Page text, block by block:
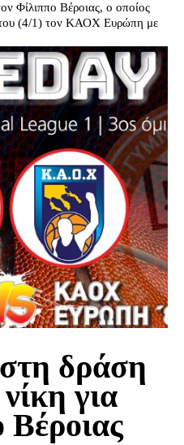
Φίλιππο Βέροιας, ο οποίος
(4/1) τον ΚΑΟΧ Ευρώπη με
δράση
για
Βέροιας